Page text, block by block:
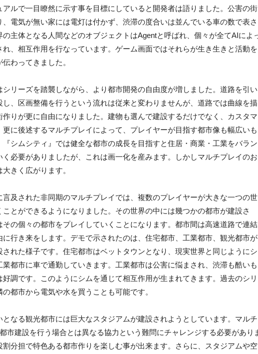
アルで一目瞭然に示す事を目標にしていると開発者は語りました。公害の街
、電気が無い家には電灯は付かず、渋滞の度合いは並んでいる車の数で表さ
の主体となる人間などのオブジェクトはAgentと呼ばれ、個々が全てAIによ
れ、相互作用を行なっています。ゲーム画面ではそれらが生き生きと活動を
わってきました。
シリーズを踏襲しながら、より都市開発の自由度が増しました。道路を引い
し、区画整備を行うという流れは従来と変わりませんが、道路では曲線を描
作りが更に自由になりました。建物も選んで建設するだけでなく、カスタマ
更に後述するマルチプレイによって、プレイヤーが目指す都市像も幅広いも
『シムシティ』では健全な都市の成長を目指すと住居・商業・工業をバラン
く必要がありましたが、これは画一化を産みます。しかしマルチプレイのお
きく広がります。
言及された非同期のマルチプレイでは、複数のプレイヤーが大きな一つの世
ことができるようになりました。その世界の中には幾つかの都市が建設さ
その個々の都市をプレイしていくことになります。都市間は高速道路で連結
に行き来をします。デモで示されたのは、住宅都市、工業都市、観光都市が
された様子です。住宅都市はベットタウンとなり、現実世界と同じようにシ
業都市に車で通勤していきます。工業都市は公害に悩まされ、渋滞も酷いも
調です。このようにシムを通じて相互作用が生まれてきます。過去のシリ
都市から電気や水を買うことも可能です。
となる観光都市には巨大なスタジアムが建設されようとしています。マルチ
市建設を行う場合とは異なる協力という難問にチャレンジする必要があり
割分担で特色ある都市作りを楽しむ事が出来ます。さらに、スタジアムや空